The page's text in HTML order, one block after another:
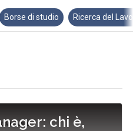
Borse di studio Ricerca del
chi è,